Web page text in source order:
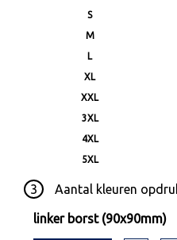
S
M
L
XL
XXL
3XL
4XL
5XL
3 Aantal kleuren
linker borst (90x90mm)